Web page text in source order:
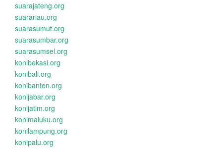
suarajateng.org
suarariau.org
suarasumut.org
suarasumbar.org
suarasumsel.org
konibekasi.org
konibali.org
konibanten.org
konijabar.org
konijatim.org
konimaluku.org
konilampung.org
konipalu.org